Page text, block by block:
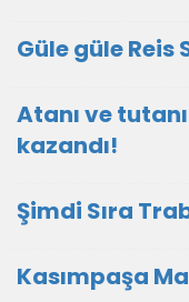
Güle güle Reis
Atanı ve
kazandı!
Şimdi Sıra
Kasımpaşa